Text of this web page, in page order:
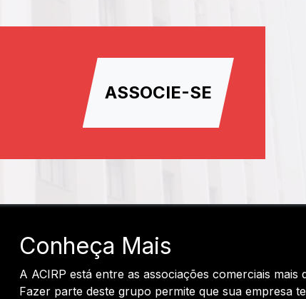
ASSOCIE-SE
Conheça Mais
A ACIRP está entre as associações comerciais mais
Fazer parte deste grupo permite que sua empresa